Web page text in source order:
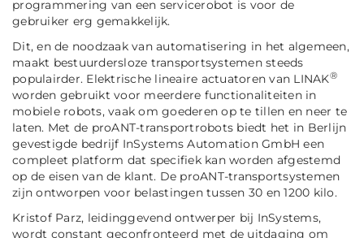
programmering van een servicerobot is voor de
gebruiker erg gemakkelijk.
Dit, en de noodzaak van automatisering in het algemeen,
maakt bestuurdersloze transportsystemen steeds
populairder. Elektrische lineaire actuatoren van LINAK®
worden gebruikt voor meerdere functionaliteiten in
mobiele robots, vaak om goederen op te tillen en neer te
laten. Met de proANT-transportrobots biedt het in Berlijn
gevestigde bedrijf InSystems Automation GmbH een
compleet platform dat specifiek kan worden afgestemd
op de eisen van de klant. De proANT-transportsystemen
zijn ontworpen voor belastingen tussen 30 en 1200 kilo.
Kristof Parz, leidinggevend ontwerper bij InSystems,
wordt constant geconfronteerd met de uitdaging om